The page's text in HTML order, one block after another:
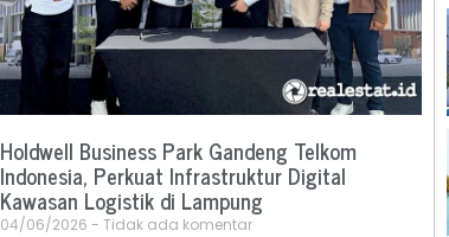
Holdwell Business Park Gandeng Telkom
Indonesia, Perkuat Infrastruktur Digital
Kawasan Logistik di Lampung
04/06/2026 Tidak ada komentar